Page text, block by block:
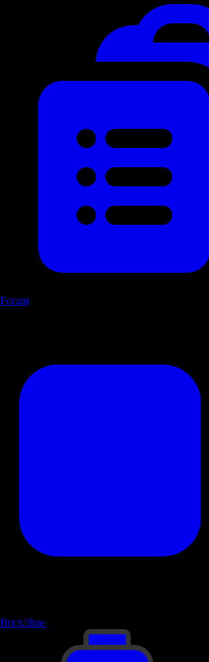
Forum
Brickfilme